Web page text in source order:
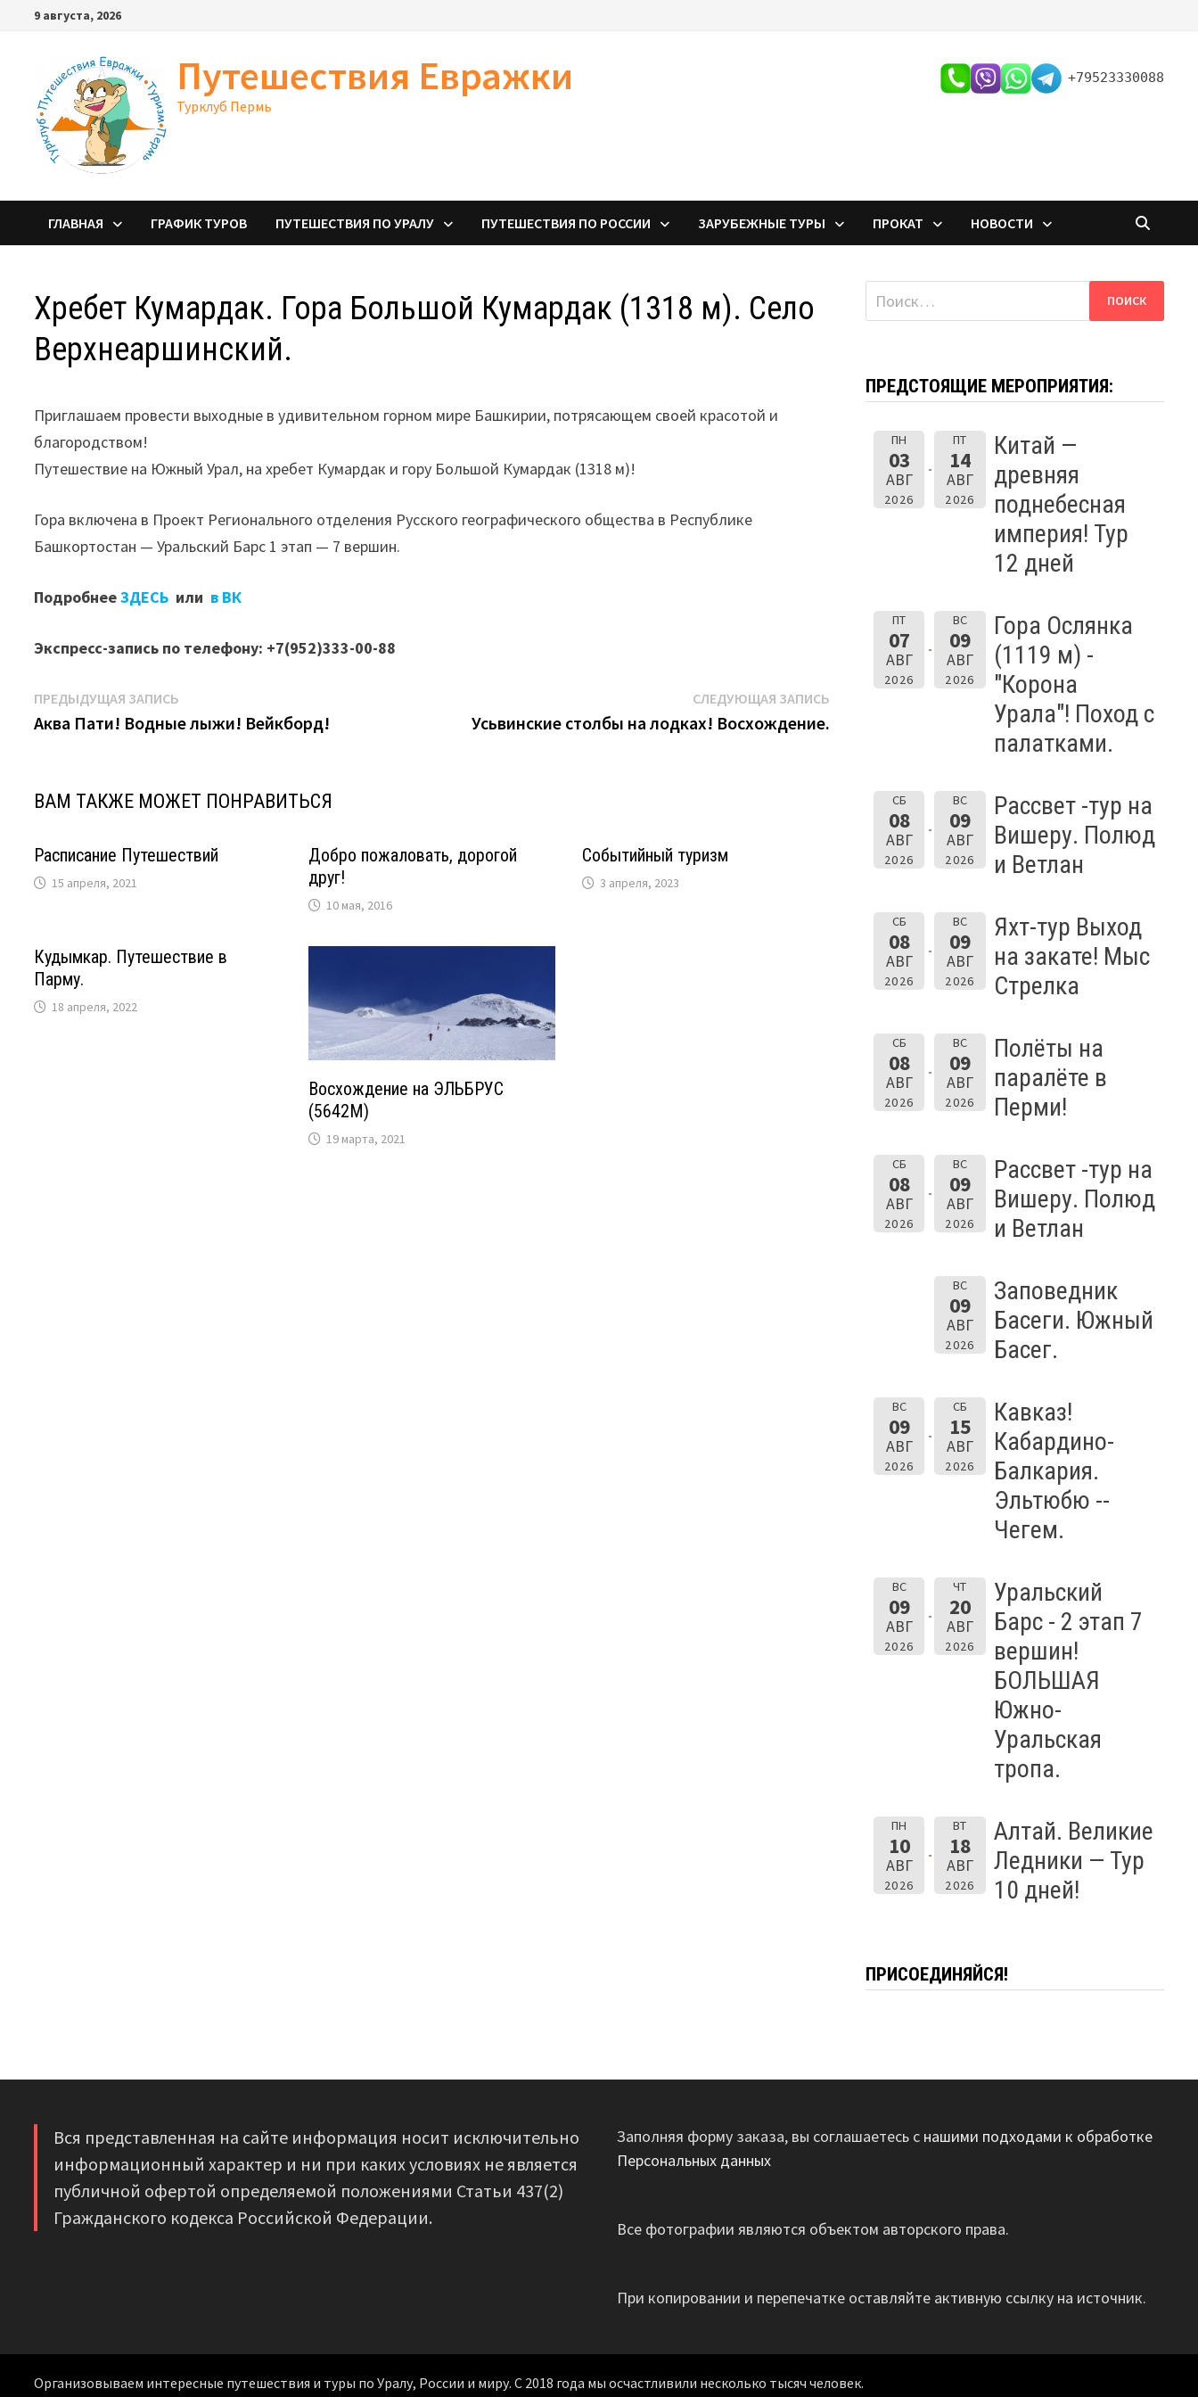
Перейти
содержимому
9 августа, 2026
Путешествия Евражки
Турклуб Пермь
+79523330088
ГЛАВНАЯ ГРАФИК ТУРОВ ПУТЕШЕСТВИЯ ПО УРАЛУ ПУТЕШЕСТВИЯ ПО РОССИИ ЗАРУБЕЖНЫЕ ТУРЫ ПРОКАТ НОВОСТИ
Хребет Кумардак. Гора Большой Кумардак (1318 м). Село
Верхнеаршинский.
Приглашаем провести выходные в удивительном горном мире Башкирии, потрясающем своей красотой и
благородством!
Путешествие на Южный Урал, на хребет Кумардак и гору Большой Кумардак (1318 м)!
Гора включена в Проект Регионального отделения Русского географического общества в Республике
Башкортостан — Уральский Барс 1 этап — 7 вершин.
ПодробнееЗДЕСЬ или в ВК
Экспресс-запись по телефону: +7(952)333-00-88
Навигация
по
ПРЕДЫДУЩАЯ ЗАПИСЬ
запись:
Аква Пати! Водные лыжи! Вейкборд!
СЛЕДУЮЩАЯ ЗАПИСЬСледующая
Усьвинские столбы на лодках! Восхождение.
ВАМ ТАКЖЕ МОЖЕТ ПОНРАВИТЬСЯ
Расписание Путешествий
15 апреля, 2021
Добро пожаловать, дорогой
друг!
10 мая, 2016
Событийный туризм
3 апреля, 2023
Кудымкар. Путешествие в
Парму.
18 апреля, 2022
Восхождение на ЭЛЬБРУС
(5642М)
19 марта, 2021
Найти:
ПРЕДСТОЯЩИЕ МЕРОПРИЯТИЯ:
ПН
03
АВГ
2026
ПТ
14
АВГ
2026
Китай —
древняя
поднебесная
империя! Тур
12 дней
ПТ
07
АВГ
2026
ВС
09
АВГ
2026
Гора Ослянка
(1119 м) -
"Корона
Урала"! Поход с
палатками.
СБ
08
АВГ
2026
ВС
09
АВГ
2026
Рассвет -тур на
Вишеру. Полюд
и Ветлан
СБ
08
АВГ
2026
ВС
09
АВГ
2026
Яхт-тур Выход
на закате! Мыс
Стрелка
СБ
08
АВГ
2026
ВС
09
АВГ
2026
Полёты на
паралёте в
Перми!
СБ
08
АВГ
2026
ВС
09
АВГ
2026
Рассвет -тур на
Вишеру. Полюд
и Ветлан
ВС
09
АВГ
2026
Заповедник
Басеги. Южный
Басег.
ВС
09
АВГ
2026
СБ
15
АВГ
2026
Кавказ!
Кабардино-
Балкария.
Эльтюбю --
Чегем.
ВС
09
АВГ
2026
ЧТ
20
АВГ
2026
Уральский
Барс - 2 этап 7
вершин!
БОЛЬШАЯ
Южно-
Уральская
тропа.
ПН
10
АВГ
2026
ВТ
18
АВГ
2026
Алтай. Великие
Ледники — Тур
10 дней!
ПРИСОЕДИНЯЙСЯ!
Вся представленная на сайте информация носит исключительно
информационный характер и ни при каких условиях не является
публичной офертой определяемой положениями Статьи 437(2)
Гражданского кодекса Российской Федерации.
Заполняя форму заказа, вы соглашаетесь с нашими подходами к обработке
Персональных данных
Все фотографии являются объектом авторского права.
При копировании и перепечатке оставляйте активную ссылку на источник.
Организовываем интересные путешествия и туры по Уралу, России и миру. С 2018 года мы осчастливили несколько тысяч человек.